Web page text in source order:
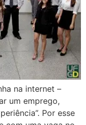
na internet –
um emprego,
Por esse